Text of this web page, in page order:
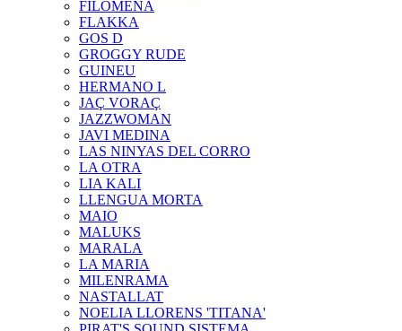
FILOMENA
FLAKKA
GOS D
GROGGY RUDE
GUINEU
HERMANO L
JAÇ VORAÇ
JAZZWOMAN
JAVI MEDINA
LAS NINYAS DEL CORRO
LA OTRA
LIA KALI
LLENGUA MORTA
MAIO
MALUKS
MARALA
LA MARIA
MILENRAMA
NASTALLAT
NOELIA LLORENS 'TITANA'